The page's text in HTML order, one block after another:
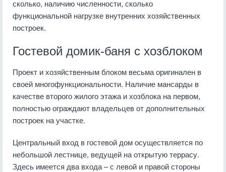
сколько, наличию численности, сколько
функциональной нагрузке внутренних хозяйственных
построек.
Гостевой домик-баня с хозблоком
Проект и хозяйственным блоком весьма оригинален в
своей многофункциональности. Наличие мансарды в
качестве второго жилого этажа и хозблока на первом,
полностью ограждают владельцев от дополнительных
построек на участке.
Центральный вход в гостевой дом осуществляется по
небольшой лестнице, ведущей на открытую террасу.
Здесь имеется два входа – с левой и правой стороны